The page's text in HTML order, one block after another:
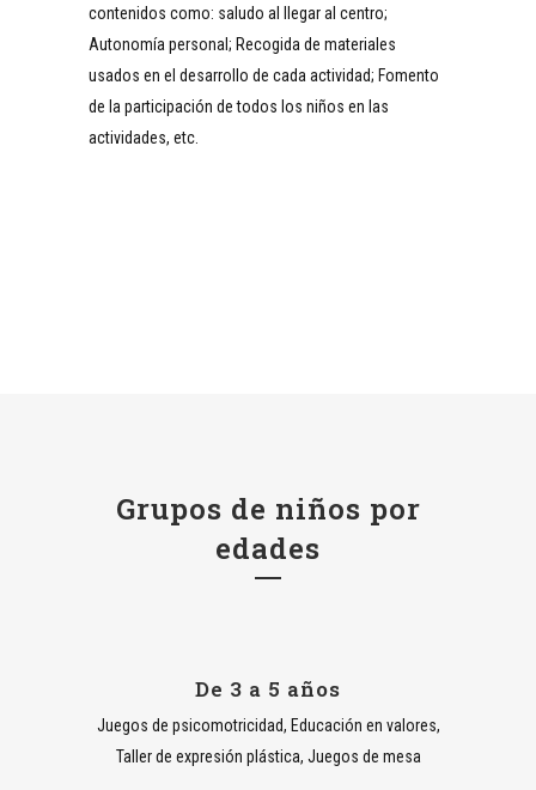
contenidos como: saludo al llegar al centro;
Autonomía personal; Recogida de materiales
usados en el desarrollo de cada actividad; Fomento
de la participación de todos los niños en las
actividades, etc.
Grupos de niños por
edades
De 3 a 5 años
Juegos de psicomotricidad, Educación en valores,
Taller de expresión plástica, Juegos de mesa